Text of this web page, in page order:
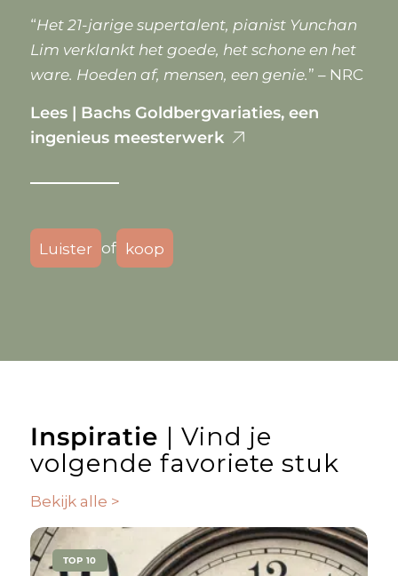
“Het 21-jarige supertalent, pianist Yunchan
Lim verklankt het goede, het schone en het
ware. Hoeden af, mensen, een genie.” – NRC
Lees | Bachs Goldbergvariaties, een
ingenieus meesterwerk
Luister of koop
Inspiratie | Vind je
volgende favoriete stuk
Bekijk alle >
TOP 10